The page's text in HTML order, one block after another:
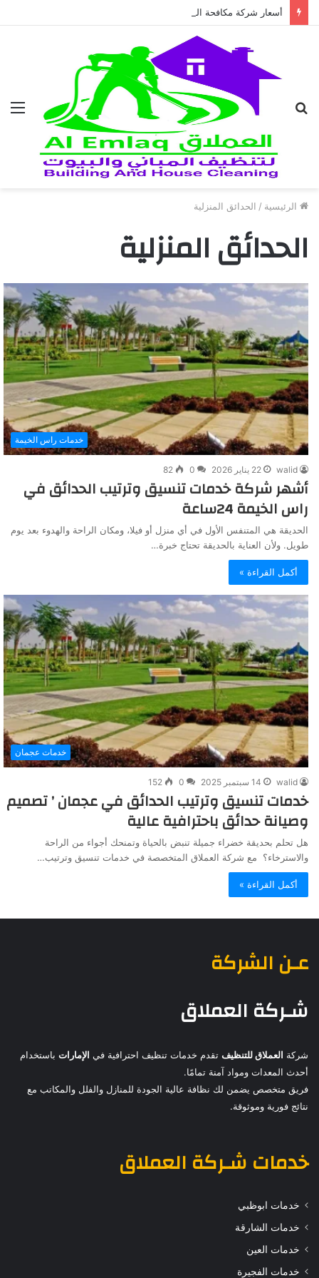
أسعار شركة مكافحة النمل الابيض في العين 2026
الرئيسية / الحدائق المنزلية
الحدائق المنزلية
خدمات راس الخيمة
walid 22 يناير 2026 0
82
أشهر شركة خدمات تنسيق وترتيب الحدائق في
راس الخيمة 24ساعة
الحديقة هي المتنفس الأول في أي منزل أو فيلا، ومكان الراحة والهدوء بعد يوم
طويل. ولأن العناية بالحديقة تحتاج خبرة…
أكمل القراءة »
خدمات عجمان
walid 14 سبتمبر 2025 0
152
خدمات تنسيق وترتيب الحدائق في عجمان ’ تصميم
وصيانة حدائق باحترافية عالية
هل تحلم بحديقة خضراء جميلة تنبض بالحياة وتمنحك أجواء من الراحة
والاسترخاء؟ مع شركة العملاق المتخصصة في خدمات تنسيق وترتيب…
أكمل القراءة »
عـن الشركة
شـركة العملاق
شركة العملاق للتنظيف تقدم خدمات تنظيف احترافية في الإمارات باستخدام
أحدث المعدات ومواد آمنة تمامًا.
فريق متخصص يضمن لك نظافة عالية الجودة للمنازل والفلل والمكاتب مع
نتائج فورية وموثوقة.
خدمات شـركة العملاق
خدمات ابوظبي
خدمات الشارقة
خدمات العين
خدمات الفجيرة